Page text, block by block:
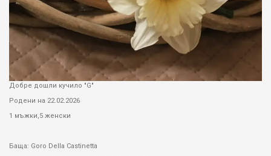
Добре дошли кучило "G"
Родени на 22.02.2026
1 мъжки,5 женски
Баща: Goro Della Castinetta